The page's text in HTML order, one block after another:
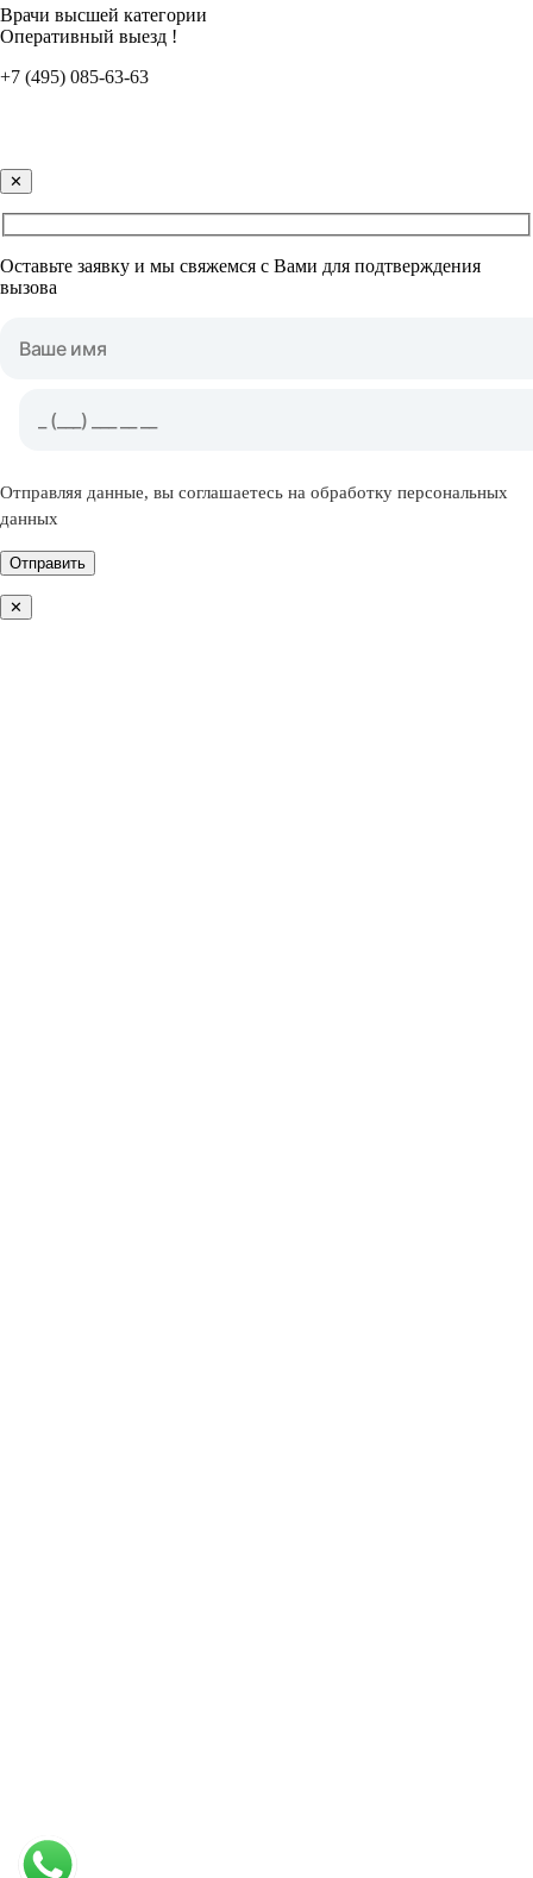
Врачи высшей категории
Оперативный выезд !
+7 (495) 085-63-63
✕
Оставьте заявку и мы свяжемся с Вами для подтверждения
вызова
Отправляя данные, вы соглашаетесь на обработку персональных
данных
Отправить
✕